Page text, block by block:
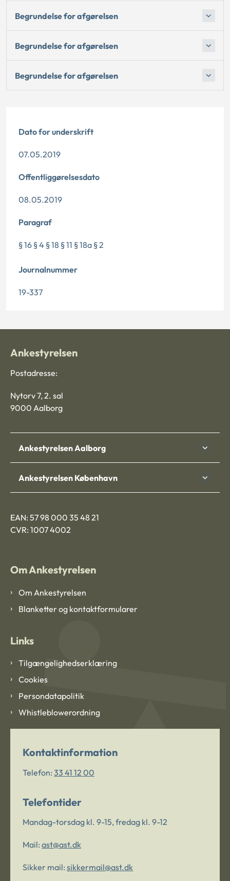
Begrundelse for afgørelsen
Begrundelse for afgørelsen
Begrundelse for afgørelsen
Dato for underskrift
07.05.2019
Offentliggørelsesdato
08.05.2019
Paragraf
§ 16 § 4 § 18 § 11 § 18a § 2
Journalnummer
19-337
Ankestyrelsen
Postadresse:
Nytorv 7, 2. sal
9000 Aalborg
Ankestyrelsen Aalborg
Ankestyrelsen København
EAN: 57 98 000 35 48 21
CVR: 1007 4002
Om Ankestyrelsen
Om Ankestyrelsen
Blanketter og kontaktformularer
Links
Tilgængelighedserklæring
Cookies
Persondatapolitik
Whistleblowerordning
Kontaktinformation
Telefon: 33 41 12 00
Telefontider
Mandag-torsdag kl. 9-15, fredag kl. 9-12
Mail: ast@ast.dk
Sikker mail: sikkermail@ast.dk